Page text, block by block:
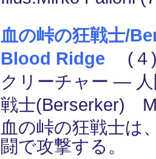
血の峠の狂戦士/
Blood Ridge (４
クリーチャー ―
戦士(Berserker)
血の峠の狂戦士は
闘で攻撃する。